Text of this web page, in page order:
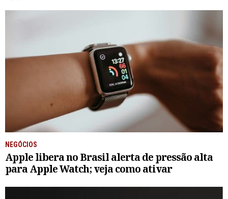
NEGÓCIOS
Apple libera no Brasil alerta de pressão alta
para Apple Watch; veja como ativar